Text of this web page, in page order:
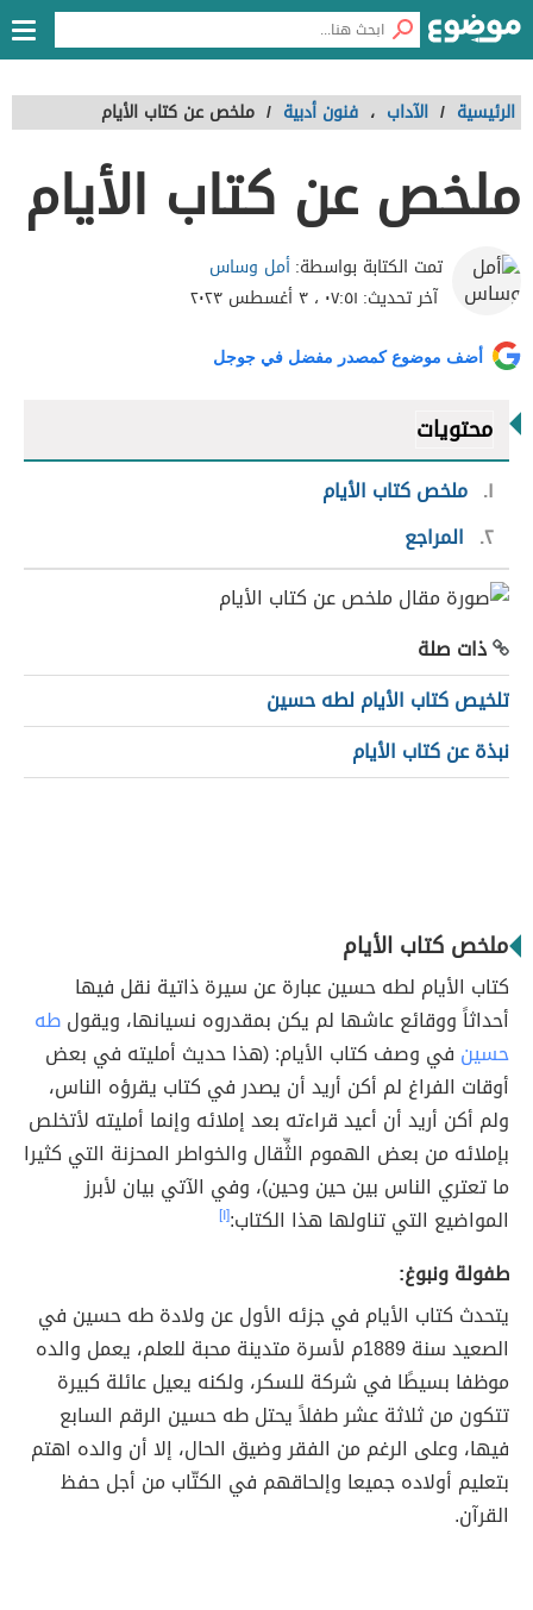
الرئيسية / الآداب ، فنون أدبية / ملخص عن كتاب الأيام
ملخص عن كتاب الأيام
تمت الكتابة بواسطة:أمل وساس
آخر تحديث: ٠٧:٥١ ، ٣ أغسطس ٢٠٢٣
أضف موضوع كمصدر مفضل في جوجل
محتويات
١ ملخص كتاب الأيام
٢ المراجع
ذات صلة
تلخيص كتاب الأيام لطه حسين
نبذة عن كتاب الأيام
ملخص كتاب الأيام
كتاب الأيام لطه حسين عبارة عن سيرة ذاتية نقل فيها
أحداثاً ووقائع عاشها لم يكن بمقدروه نسيانها، ويقولطه
حسين في وصف كتاب الأيام: (هذا حديث أمليته في بعض
أوقات الفراغ لم أكن أريد أن يصدر في كتاب يقرؤه الناس،
ولم أكن أريد أن أعيد قراءته بعد إملائه وإنما أمليته لأتخلص
بإملائه من بعض الهموم الثِّقال والخواطر المحزنة التي كثيرا
ما تعتري الناس بين حين وحين)، وفي الآتي بيان لأبرز
المواضيع التي تناولها هذا الكتاب:[١]
طفولة ونبوغ:
يتحدث كتاب الأيام في جزئه الأول عن ولادة طه حسين في
الصعيد سنة 1889م لأسرة متدينة محبة للعلم، يعمل والده
موظفا بسيطًا في شركة للسكر، ولكنه يعيل عائلة كبيرة
تتكون من ثلاثة عشر طفلاً يحتل طه حسين الرقم السابع
فيها، وعلى الرغم من الفقر وضيق الحال، إلا أن والده اهتم
بتعليم أولاده جميعا وإلحاقهم في الكتّاب من أجل حفظ
القرآن.